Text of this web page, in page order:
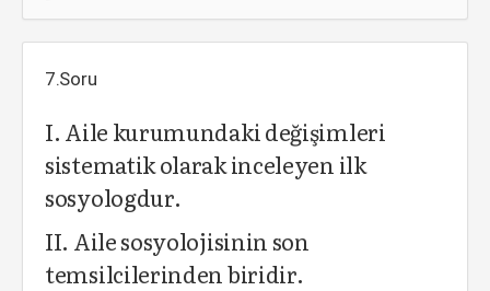
7.Soru
I. Aile kurumundaki değişimleri
sistematik olarak inceleyen ilk
sosyologdur.
II. Aile sosyolojisinin son
temsilcilerinden biridir.